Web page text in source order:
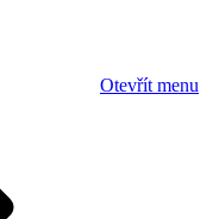
Otevřít menu